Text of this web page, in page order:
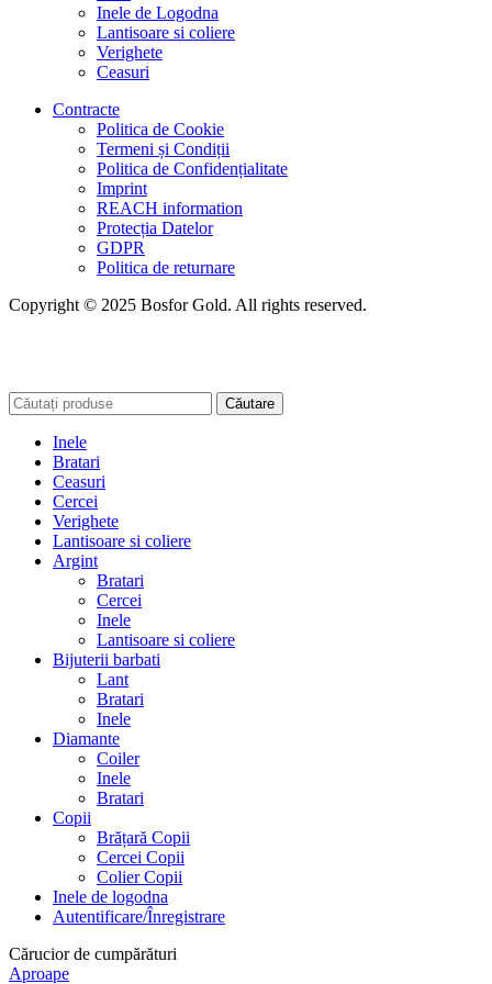
Inele de Logodna
Lantisoare si coliere
Verighete
Ceasuri
Contracte
Politica de Cookie
Termeni și Condiții
Politica de Confidențialitate
Imprint
REACH information
Protecția Datelor
GDPR
Politica de returnare
Copyright © 2025 Bosfor Gold. All rights reserved.
Căutare
Inele
Bratari
Ceasuri
Cercei
Verighete
Lantisoare si coliere
Argint
Bratari
Cercei
Inele
Lantisoare si coliere
Bijuterii barbati
Lant
Bratari
Inele
Diamante
Coiler
Inele
Bratari
Copii
Brățară Copii
Cercei Copii
Colier Copii
Inele de logodna
Autentificare/Înregistrare
Cărucior de cumpărături
Aproape